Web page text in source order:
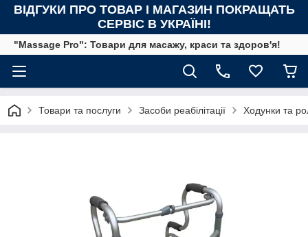
ВІДГУКИ ПРО ТОВАР І МАГАЗИН ПОКРАЩАТЬ
СЕРВІС В УКРАЇНІ!
"Massage Pro": Товари для масажу, краси та здоров'я!
Товари та послуги Засоби реабілітації Ходунки та